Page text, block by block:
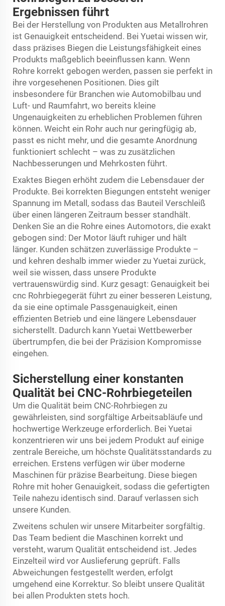
Ergebnissen führt
Bei der Herstellung von Produkten aus Metallrohren
ist Genauigkeit entscheidend. Bei Yuetai wissen wir,
dass präzises Biegen die Leistungsfähigkeit eines
Produkts maßgeblich beeinflussen kann. Wenn
Rohre korrekt gebogen werden, passen sie perfekt in
ihre vorgesehenen Positionen. Dies gilt
insbesondere für Branchen wie Automobilbau und
Luft- und Raumfahrt, wo bereits kleine
Ungenauigkeiten zu erheblichen Problemen führen
können. Weicht ein Rohr auch nur geringfügig ab,
passt es nicht mehr, und die gesamte Anordnung
funktioniert schlecht – was zu zusätzlichen
Nachbesserungen und Mehrkosten führt.
Exaktes Biegen erhöht zudem die Lebensdauer der
Produkte. Bei korrekten Biegungen entsteht weniger
Spannung im Metall, sodass das Bauteil Verschleiß
über einen längeren Zeitraum besser standhält.
Denken Sie an die Rohre eines Automotors, die exakt
gebogen sind: Der Motor läuft ruhiger und hält
länger. Kunden schätzen zuverlässige Produkte –
und kehren deshalb immer wieder zu Yuetai zurück,
weil sie wissen, dass unsere Produkte
vertrauenswürdig sind. Kurz gesagt: Genauigkeit bei
cnc Rohrbiegegerät führt zu einer besseren Leistung,
da sie eine optimale Passgenauigkeit, einen
effizienten Betrieb und eine längere Lebensdauer
sicherstellt. Dadurch kann Yuetai Wettbewerber
übertrumpfen, die bei der Präzision Kompromisse
eingehen.
Sicherstellung einer konstanten
Qualität bei CNC-Rohrbiegeteilen
Um die Qualität beim CNC-Rohrbiegen zu
gewährleisten, sind sorgfältige Arbeitsabläufe und
hochwertige Werkzeuge erforderlich. Bei Yuetai
konzentrieren wir uns bei jedem Produkt auf einige
zentrale Bereiche, um höchste Qualitätsstandards zu
erreichen. Erstens verfügen wir über moderne
Maschinen für präzise Bearbeitung. Diese biegen
Rohre mit hoher Genauigkeit, sodass die gefertigten
Teile nahezu identisch sind. Darauf verlassen sich
unsere Kunden.
Zweitens schulen wir unsere Mitarbeiter sorgfältig.
Das Team bedient die Maschinen korrekt und
versteht, warum Qualität entscheidend ist. Jedes
Einzelteil wird vor Auslieferung geprüft. Falls
Abweichungen festgestellt werden, erfolgt
umgehend eine Korrektur. So bleibt unsere Qualität
bei allen Produkten stets hoch.